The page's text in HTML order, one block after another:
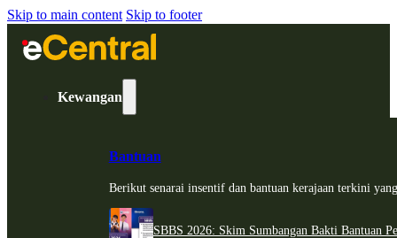
Skip to main content Skip to footer
Kewangan
Bantuan
Berikut senarai insentif dan bantuan kerajaan terkini
SBBS 2026: Skim Sumbangan Bakti Bantuan